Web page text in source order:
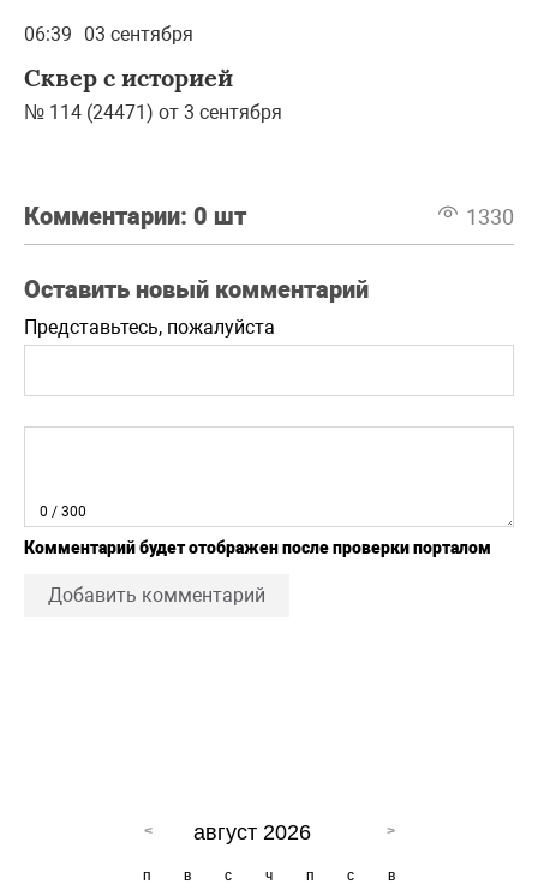
06:39 03 сентября
Сквер с историей
№ 114 (24471) от 3 сентября
Комментарии: 0 шт 1330
Оставить новый комментарий
Представьтесь, пожалуйста
0 / 300
Комментарий будет отображен после проверки порталом
Добавить комментарий
август 2026
п в с ч п с в